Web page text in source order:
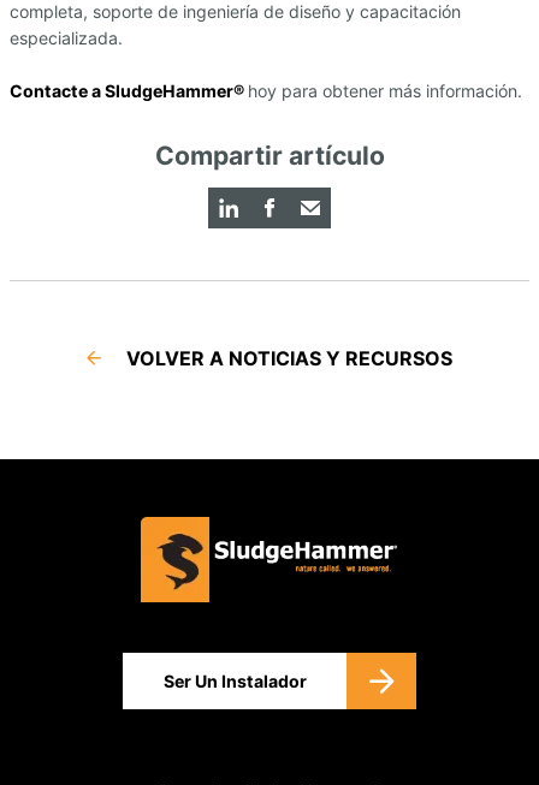
completa, soporte de ingeniería de diseño y capacitación
especializada.
Contacte a SludgeHammer® hoy para obtener más información.
Compartir artículo
VOLVER A NOTICIAS Y RECURSOS
Ser Un Instalador